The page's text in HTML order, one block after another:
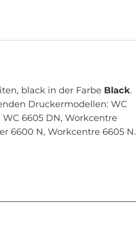
black in der Farbe Black.
Druckermodellen: WC
6605 DN, Workcentre
6600 N, Workcentre 6605 N.